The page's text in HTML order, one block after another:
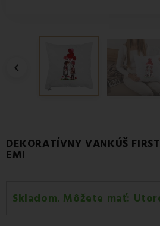

DEKORATÍVNY VANKÚŠ
EMI
Skladom. Môžete mať: